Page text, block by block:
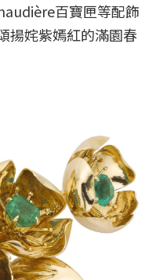
百寶匣等配飾
揚姹紫嫣紅的滿園春